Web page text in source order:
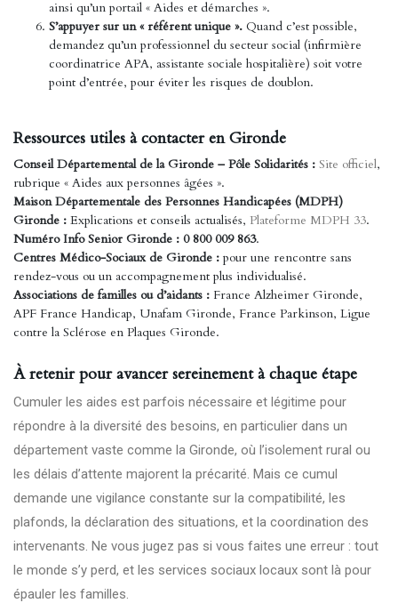
ainsi qu’un portail « Aides et démarches ».
S’appuyer sur un « référent unique ». Quand c’est possible,
demandez qu’un professionnel du secteur social (infirmière
coordinatrice APA, assistante sociale hospitalière) soit votre
point d’entrée, pour éviter les risques de doublon.
Ressources utiles à contacter en Gironde
Conseil Départemental de la Gironde – Pôle Solidarités : Site officiel,
rubrique « Aides aux personnes âgées ».
Maison Départementale des Personnes Handicapées (MDPH)
Gironde : Explications et conseils actualisés, Plateforme MDPH 33.
Numéro Info Senior Gironde : 0 800 009 863.
Centres Médico-Sociaux de Gironde : pour une rencontre sans
rendez-vous ou un accompagnement plus individualisé.
Associations de familles ou d’aidants : France Alzheimer Gironde,
APF France Handicap, Unafam Gironde, France Parkinson, Ligue
contre la Sclérose en Plaques Gironde.
À retenir pour avancer sereinement à chaque étape
Cumuler les aides est parfois nécessaire et légitime pour
répondre à la diversité des besoins, en particulier dans un
département vaste comme la Gironde, où l’isolement rural ou
les délais d’attente majorent la précarité. Mais ce cumul
demande une vigilance constante sur la compatibilité, les
plafonds, la déclaration des situations, et la coordination des
intervenants. Ne vous jugez pas si vous faites une erreur : tout
le monde s’y perd, et les services sociaux locaux sont là pour
épauler les familles.